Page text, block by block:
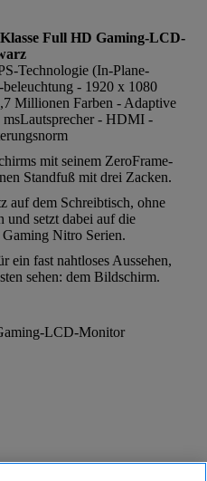
Full HD Gaming-LCD-
Technologie (In-Plane-
- 1920 x 1080
Millionen Farben - Adaptive
- HDMI -
mit seinem ZeroFrame-
Standfuß mit drei Zacken.
auf dem Schreibtisch, ohne
und setzt dabei auf die
Nitro Serien.
ein fast nahtloses Aussehen,
sehen: dem Bildschirm.
LCD-Monitor